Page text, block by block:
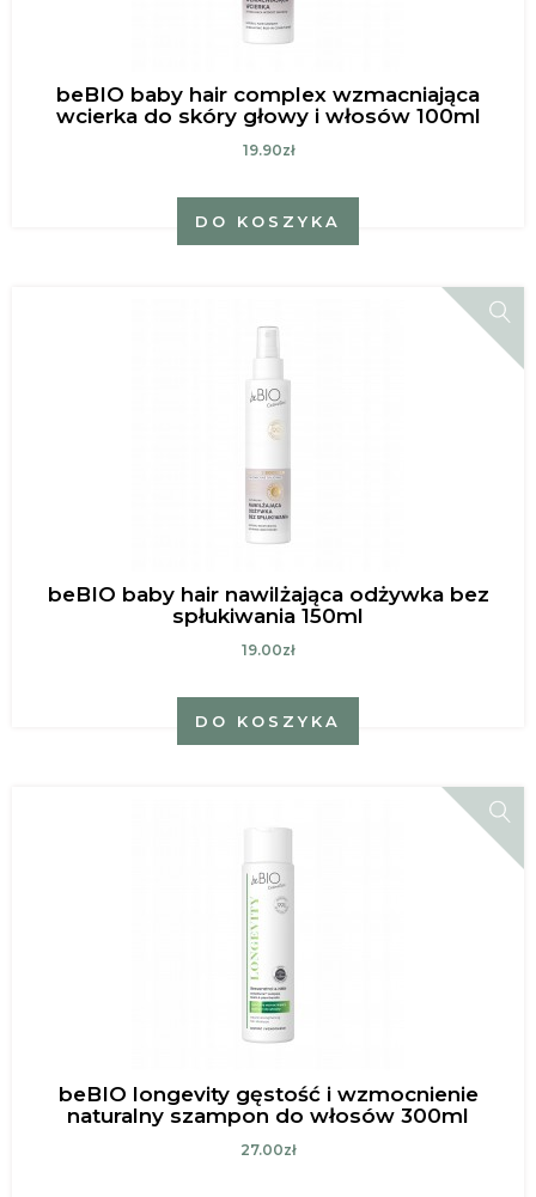
beBIO baby hair complex wzmacniająca
wcierka do skóry głowy i włosów 100ml
19.90zł
DO KOSZYKA
beBIO baby hair nawilżająca odżywka bez
spłukiwania 150ml
19.00zł
DO KOSZYKA
beBIO longevity gęstość i wzmocnienie
naturalny szampon do włosów 300ml
27.00zł